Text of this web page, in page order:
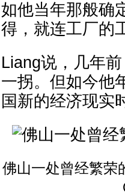
如他当年那般确
得，就连工厂的
Liang说，几年
一拐。但如今他
国新的经济现实
佛山一处曾经繁荣